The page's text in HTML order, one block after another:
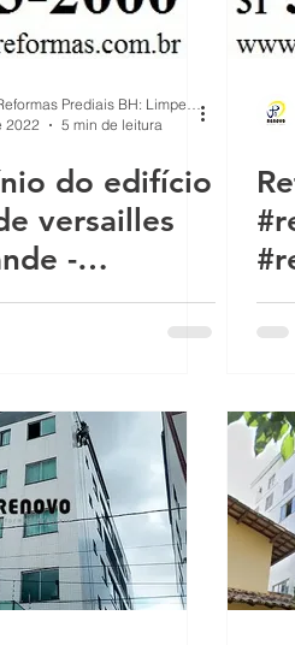
Reforma de Fachada Predial
Desplacamento
Bairro Castelo em BH
Reforma Predial
BH Renovo Reformas Prediais BH: Limpeza Manutenção Predial Fachada
2022
5 min de leitura
do edifício
versailles
-
- mg rua
de águia